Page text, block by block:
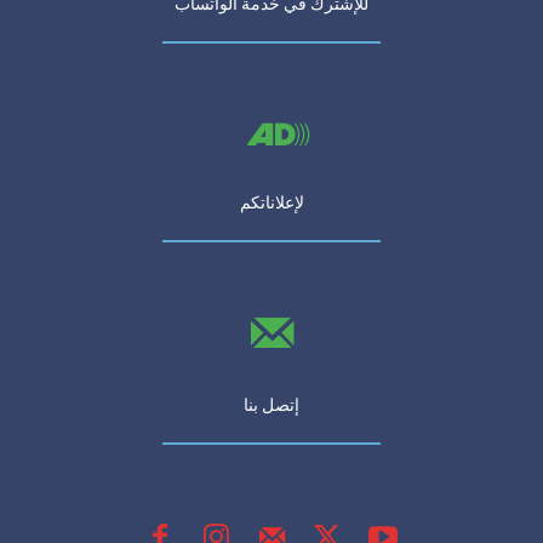
للإشترك في خدمة الواتساب
لإعلاناتكم
إتصل بنا